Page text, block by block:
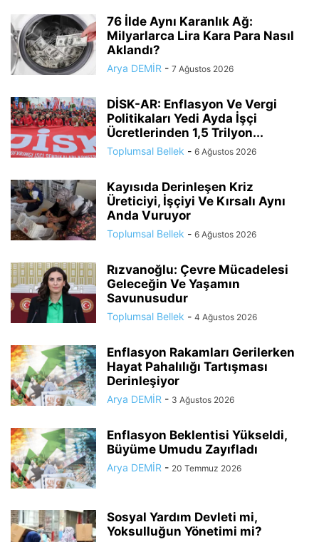
76 İlde Aynı Karanlık Ağ:
Milyarlarca Lira Kara Para Nasıl
Aklandı?
Arya DEMİR - 7 Ağustos 2026
DİSK-AR: Enflasyon Ve Vergi
Politikaları Yedi Ayda İşçi
Ücretlerinden 1,5 Trilyon...
Toplumsal Bellek - 6 Ağustos 2026
Kayısıda Derinleşen Kriz
Üreticiyi, İşçiyi Ve Kırsalı Aynı
Anda Vuruyor
Toplumsal Bellek - 6 Ağustos 2026
Rızvanoğlu: Çevre Mücadelesi
Geleceğin Ve Yaşamın
Savunusudur
Toplumsal Bellek - 4 Ağustos 2026
Enflasyon Rakamları Gerilerken
Hayat Pahalılığı Tartışması
Derinleşiyor
Arya DEMİR - 3 Ağustos 2026
Enflasyon Beklentisi Yükseldi,
Büyüme Umudu Zayıfladı
Arya DEMİR - 20 Temmuz 2026
Sosyal Yardım Devleti mi,
Yoksulluğun Yönetimi mi?